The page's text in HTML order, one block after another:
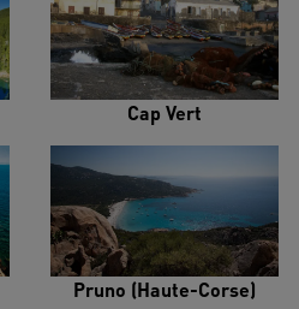
Cap Vert
Pruno (Haute-Corse)